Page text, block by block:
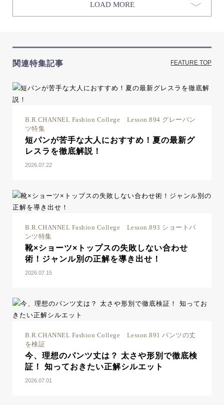
LOAD MORE
関連特集記事 FEATURE TOP
B.R.CHANNEL Fashion College Lesson.894 グレーパン
ツ特集
短パンが苦手な大人におすすめ！夏の最新グ
レスラを徹底解説！
2026.07.22
B.R.CHANNEL Fashion College Lesson.893 ショートパ
ンツ特集
靴×ショーツ×トップスの失敗しない合わせ
術！ジャンル別の正解を導き出せ！
2026.07.15
B.R.CHANNEL Fashion College Lesson.891 パンツの丈
を検証
今、理想のパンツ丈は？ 太さや形別で徹底検
証！ 知っておきたい正解シルエット
2026.07.01